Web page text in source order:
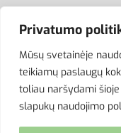
Privatumo
Mūsų svetainėje
teikiamų paslaugų
toliau naršydami
slapukų naudojimo